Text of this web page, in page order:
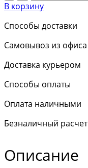
В корзину
Способы доставки
Самовывоз из офиса
Доставка курьером
Способы оплаты
Оплата наличными
Безналичный расчет
Описание